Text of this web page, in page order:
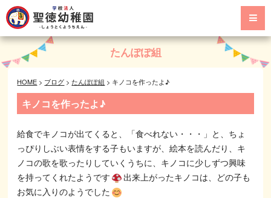
たんぽぽ組
HOME > ブログ >たんぽぽ組 > キノコを作ったよ♪
キノコを作ったよ♪
給食でキノコが出てくると、「食べれない・・・」と、ちょ
っぴりしぶい表情をする子もいますが、絵本を読んだり、キ
ノコの歌を歌ったりしていくうちに、キノコに少しずつ興味
を持ってくれたようです
出来上がったキノコは、どの子も
お気に入りのようでした